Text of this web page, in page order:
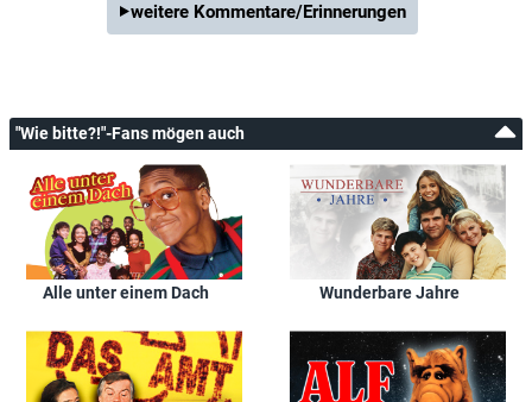
weitere Kommentare/Erinnerungen
"Wie bitte?!"-Fans mögen auch
Alle unter einem Dach Wunderbare Jahre